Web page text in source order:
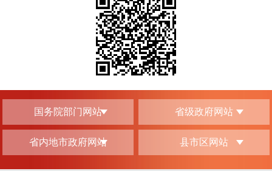
国务院部门网站 省级政府网站
省内地市政府网站 县市区网站